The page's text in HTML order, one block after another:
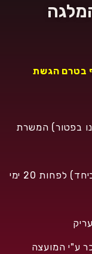
בטרם הגשת
פעיל בחטיבה 55 (שאינו בפטור) המשרת
חייל שביצע ב 3 השנים האחרונות (ביחד) לפחות 20 ימי
ע"י המועצה